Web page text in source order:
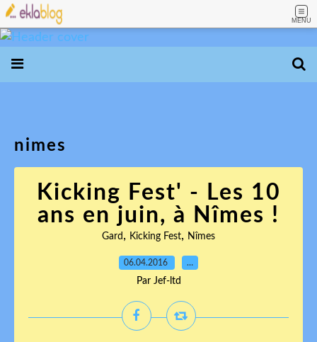
MENU
nimes
Kicking Fest' - Les 10
ans en juin, à Nîmes !
Gard , Kicking Fest, Nîmes
06.04.2016 …
Par Jef-ltd